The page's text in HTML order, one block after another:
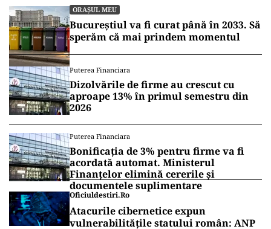
ORAȘUL MEU
Bucureștiul va fi curat până în 2033. Să
sperăm că mai prindem momentul
Puterea Financiara
Dizolvările de firme au crescut cu
aproape 13% în primul semestru din
2026
Puterea Financiara
Bonificația de 3% pentru firme va fi
acordată automat. Ministerul
Finanțelor elimină cererile și
documentele suplimentare
Oficiuldestiri.ro
Atacurile cibernetice expun
vulnerabilitățile statului român: ANP